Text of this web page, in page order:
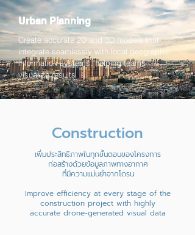
Urban Planning
Create accurate 2D and 3D models that
integrate seamlessly with local geographic
information systems, helping teams
visualize results
Construction
เพิ่มประสิทธิภาพในทุกขั้นตอนของโครงการ
ก่อสร้างด้วยข้อมูลภาพทางอากาศ
ที่มีความแม่นยำจากโดรน
Improve efficiency at every stage of the
construction project with highly
accurate drone-generated visual data